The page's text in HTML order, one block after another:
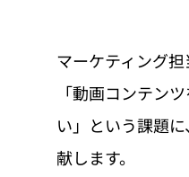
マーケティング
「動画コンテン
い」という課題
献します。